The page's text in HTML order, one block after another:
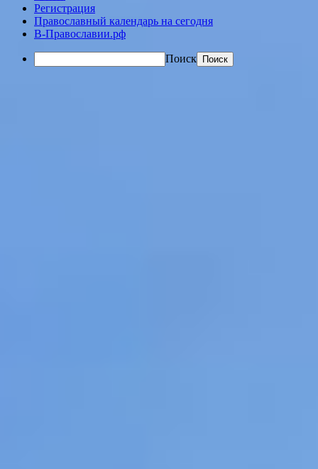
Регистрация
Православный календарь на сегодня
В-Православии.рф
Поиск